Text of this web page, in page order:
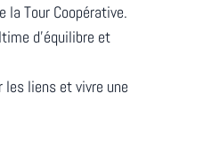
Tour Coopérative.
d’équilibre et
les liens et vivre une